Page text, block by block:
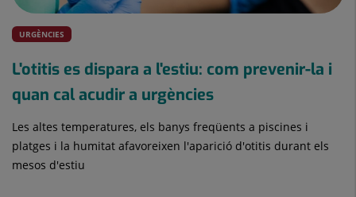
L'otitis es dispara a l'estiu: com prevenir-la i
quan cal acudir a urgències
Les altes temperatures, els banys freqüents a piscines i
platges i la humitat afavoreixen l'aparició d'otitis durant els
mesos d'estiu
URGÈNCIES